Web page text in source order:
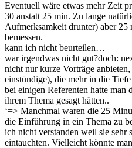
Eventuell wäre etwas mehr Zeit
30 anstatt 25 min. Zu lange
Aufmerksamkeit drunter) aber 25
bemessen.
kann ich nicht beurteilen…
war irgendwas nicht gut?doch:
nicht nur kurze Vorträge
einstündige), die mehr in die Tiefe
bei einigen Referenten hatte man
ihrem Thema gesagt hätten..
‘=> Manchmal waren die 25
die Einführung in ein Thema zu
ich nicht verstanden weil sie sehr
eintauchten. Vielleicht könnte